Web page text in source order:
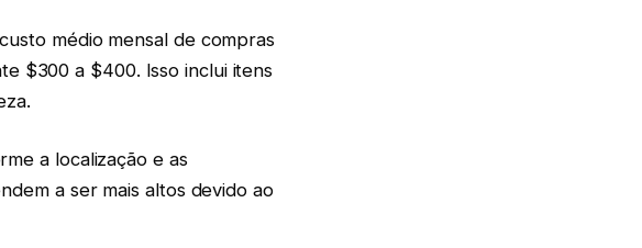
médio mensal de compras
$300 a $400. Isso inclui itens
a localização e as
a ser mais altos devido ao